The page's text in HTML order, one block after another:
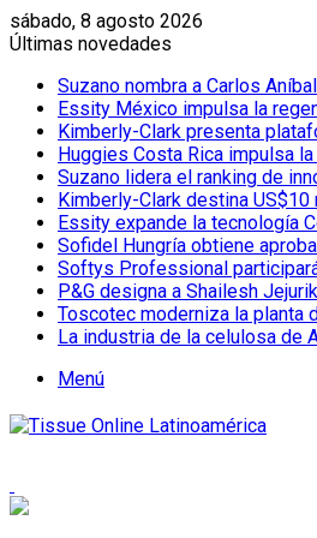
sábado, 8 agosto 2026
Últimas novedades
Suzano nombra a Carlos
Essity México impulsa la
Kimberly-Clark presenta
Huggies Costa Rica impulsa
Suzano lidera el ranking de
Kimberly-Clark destina
Essity expande la tecnología
Sofidel Hungría obtiene
Softys Professional
P&G designa a Shailesh
Toscotec moderniza la planta
La industria de la celulosa de
Menú